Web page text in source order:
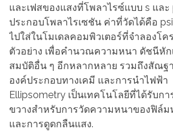
และเฟสของแสงที่โพลาไรซ์แบบ s แล
ประกอบโพลาไรเซชัน ค่าที่วัดได้คือ
ไปใส่ในโมเดลคอมพิวเตอร์ที่จำลองโค
ตัวอย่าง เพื่อคำนวณความหนา ดัชนีหัก
สมบัติอื่น ๆ อีกหลากหลาย รวมถึงสัณ
องค์ประกอบทางเคมี และการนำไฟฟ้า
Ellipsometry เป็นเทคโนโลยีที่ได้รับก
ขวางสำหรับการวัดความหนาของฟิล์
และการดูดกลืนแสง.